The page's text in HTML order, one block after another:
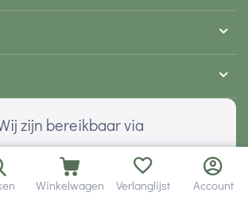
zijn bereikbaar via
Winkelwagen Verlanglijst Account